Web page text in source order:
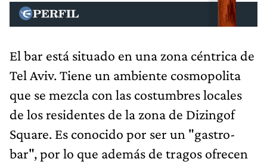
El bar está situado en una zona céntrica de
Tel Aviv. Tiene un ambiente cosmopolita
que se mezcla con las costumbres locales
de los residentes de la zona de Dizingof
Square. Es conocido por ser un "gastro-
bar", por lo que además de tragos ofrecen